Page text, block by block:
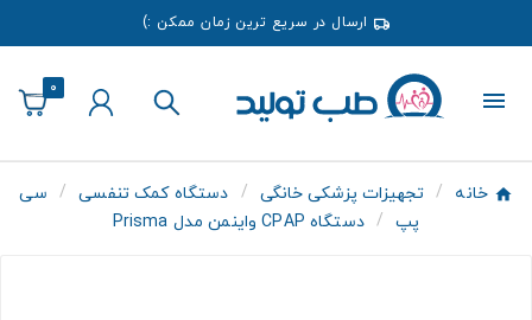
ارسال در سریع ترین زمان ممکن :)
0
خانه تجهیزات پزشکی خانگی دستگاه کمک تنفسی
سی
پپ
دستگاه CPAP واینمن مدل Prisma